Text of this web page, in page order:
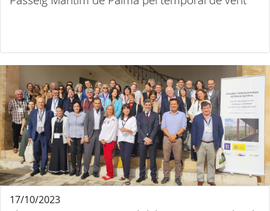
17/10/2023